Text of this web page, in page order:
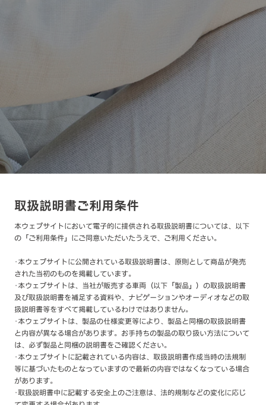
取扱説明書ご利用条件
本ウェブサイトにおいて電子的に提供される取扱説明書については、以下
の「ご利用条件」にご同意いただいたうえで、ご利用ください。
･本ウェブサイトに公開されている取扱説明書は、原則として商品が発売
された当初のものを掲載しています。
･本ウェブサイトは、当社が販売する車両（以下「製品」）の取扱説明書
及び取扱説明書を補足する資料や、ナビゲーションやオーディオなどの取
扱説明書等をすべて掲載しているわけではありません。
･本ウェブサイトは、製品の仕様変更等により、製品と同梱の取扱説明書
と内容が異なる場合があります。お手持ちの製品の取り扱い方法について
は、必ず製品と同梱の説明書をご確認ください。
･本ウェブサイトに記載されている内容は、取扱説明書作成当時の法規制
等に基づいたものとなっていますので最新の内容ではなくなっている場合
があります。
･取扱説明書中に記載する安全上のご注意は、法的規制などの変化に応じ